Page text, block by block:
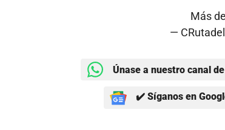
Más
—
Únase a nuestro canal
✔️ Síganos en